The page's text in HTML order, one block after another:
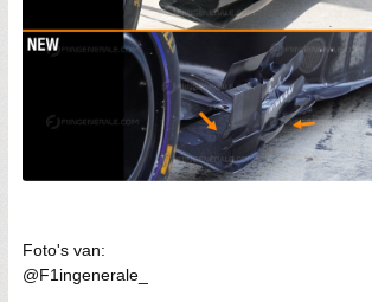
Foto's van:
@F1ingenerale_